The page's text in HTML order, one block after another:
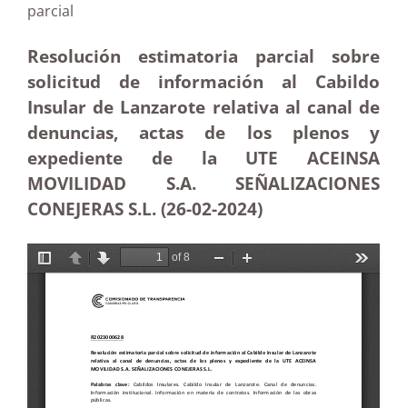
parcial
Resolución estimatoria parcial sobre
solicitud de información al Cabildo
Insular de Lanzarote relativa al canal de
denuncias, actas de los plenos y
expediente de la UTE ACEINSA
MOVILIDAD S.A. SEÑALIZACIONES
CONEJERAS S.L. (26-02-2024)